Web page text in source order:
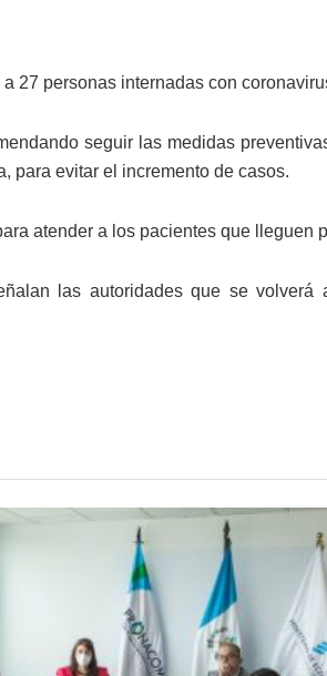
27 personas internadas con
seguir las medidas
para evitar el incremento de casos.
atender a los pacientes que lleguen
las autoridades que se